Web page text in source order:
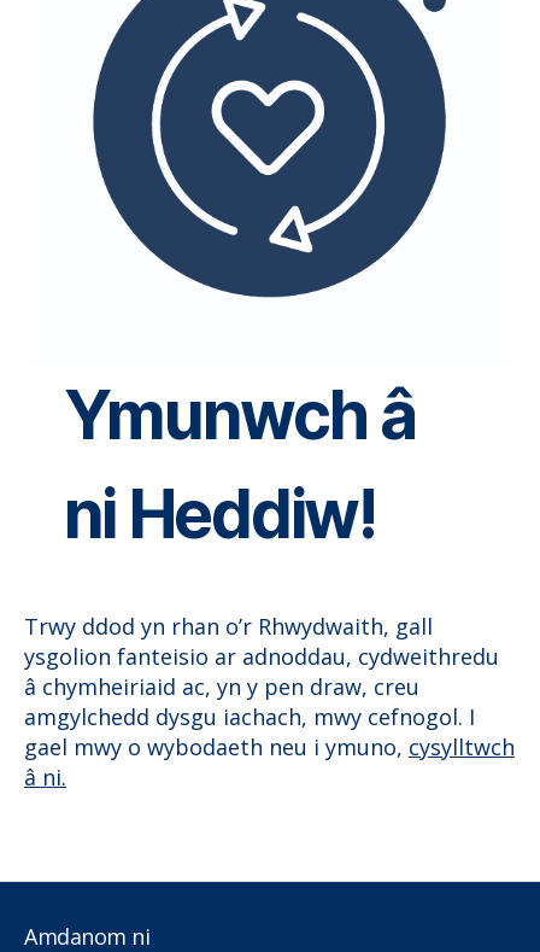
Ymunwch â
ni Heddiw!
Trwy ddod yn rhan o’r Rhwydwaith, gall
ysgolion fanteisio ar adnoddau, cydweithredu
â chymheiriaid ac, yn y pen draw, creu
amgylchedd dysgu iachach, mwy cefnogol. I
gael mwy o wybodaeth neu i ymuno, cysylltwch
â ni.
Amdanom ni